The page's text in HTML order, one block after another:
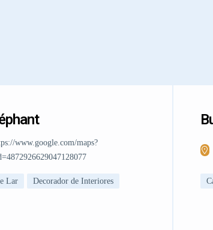
www.google.com/maps?
Lar Decorador de Interiores